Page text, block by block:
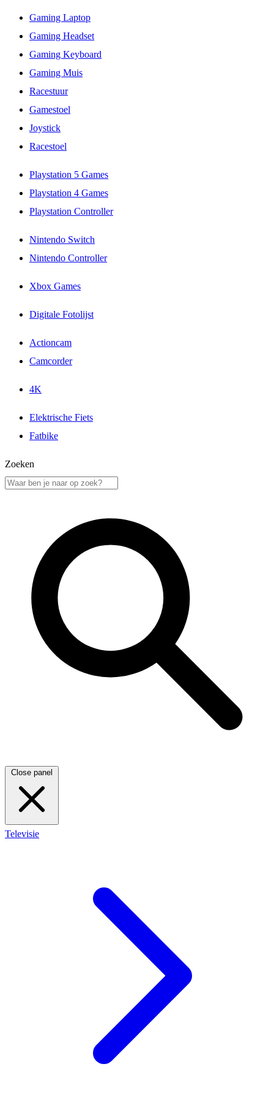
Gaming Laptop
Gaming Headset
Gaming Keyboard
Gaming Muis
Racestuur
Gamestoel
Joystick
Racestoel
Playstation 5 Games
Playstation 4 Games
Playstation Controller
Nintendo Switch
Nintendo Controller
Xbox Games
Digitale Fotolijst
Actioncam
Camcorder
4K
Elektrische Fiets
Fatbike
Zoeken
Close panel
Televisie